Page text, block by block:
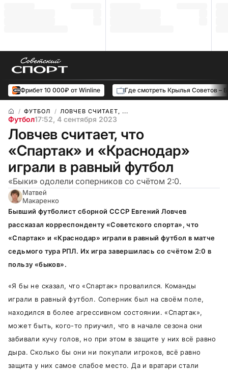
Фрибет 10 000₽ от Winline Где смотреть Крылья Советов –
ФУТБОЛ ЛОВЧЕВ СЧИТАЕТ, ...
Футбол17:52, 4 сентября 2023
Ловчев считает, что
«Спартак» и «Краснодар»
играли в равный футбол
«Быки» одолели соперников со счётом 2:0.
Матвей
Макаренко
Бывший футболист сборной СССР Евгений Ловчев
рассказал корреспонденту «Советского спорта», что
«Спартак» и «Краснодар» играли в равный футбол в матче
седьмого тура РПЛ. Их игра завершилась со счётом 2:0 в
пользу «быков».
«Я бы не сказал, что «Спартак» провалился. Команды
играли в равный футбол. Соперник был на своём поле,
находился в более агрессивном состоянии. «Спартак»,
может быть, кого-то приучил, что в начале сезона они
забивали кучу голов, но при этом в защите у них всё равно
дыра. Сколько бы они ни покупали игроков, всё равно
защита у них самое слабое место. Да и вратари стали